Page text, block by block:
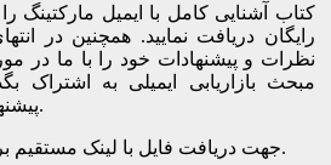
کتاب آشنایی کامل با ایمیل مارکتینگ
رایگان دریافت نمایید. همچنین در
نظرات و پیشنهادات خود را با ما در
مبحث بازاریابی ایمیلی به اشتراک
پیشنهادات سازنده شما هستیم.
جهت دریافت فایل با لینک مستقیم بر روی لینک زیر کلیک کنید.